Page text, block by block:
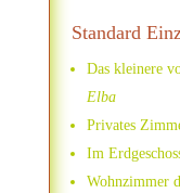
Standard
Das kleinere
Elba
Privates
Im
Wohnzimmer